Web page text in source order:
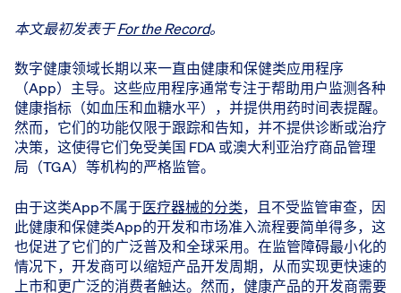
本文最初发表于For the Record。
数字健康领域长期以来一直由健康和保健类应用程序
（App）主导。这些应用程序通常专注于帮助用户监测各种
健康指标（如血压和血糖水平），并提供用药时间表提醒。
然而，它们的功能仅限于跟踪和告知，并不提供诊断或治疗
决策，这使得它们免受美国 FDA 或澳大利亚治疗商品管理
局（TGA）等机构的严格监管。
由于这类App不属于医疗器械的分类，且不受监管审查，因
此健康和保健类App的开发和市场准入流程要简单得多，这
也促进了它们的广泛普及和全球采用。在监管障碍最小化的
情况下，开发商可以缩短产品开发周期，从而实现更快速的
上市和更广泛的消费者触达。然而，健康产品的开发商需要